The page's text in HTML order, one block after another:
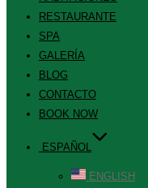
RESTAURANTE
SPA
GALERÍA
BLOG
CONTACTO
BOOK NOW
ESPAÑOL
ENGLISH